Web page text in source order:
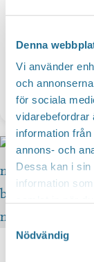
Denna
Vi använder
och
för sociala
vidarebefordrar
information
annons- och
Dessa kan i sin
information
Samtyckesval
Nödvändig